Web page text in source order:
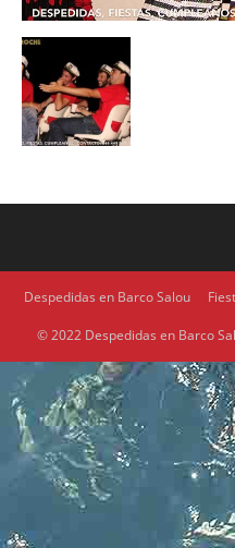
Despedidas en Barco Salou
© 2022 Despedidas en Barco